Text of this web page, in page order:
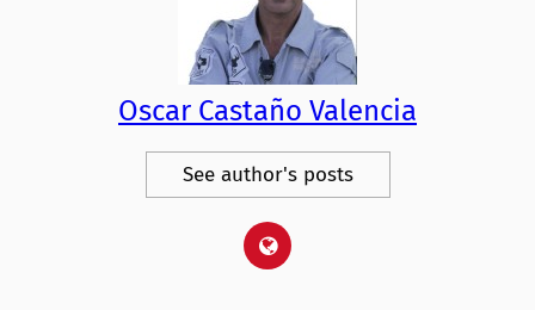
Oscar Castaño Valencia
See author's posts